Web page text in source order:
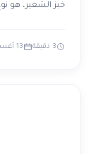
خبز الشعير، هو نوع
13 أغسطس 2023